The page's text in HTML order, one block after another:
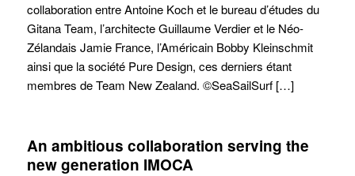
collaboration entre Antoine Koch et le bureau d’études du
Gitana Team, l’architecte Guillaume Verdier et le Néo-
Zélandais Jamie France, l’Américain Bobby Kleinschmit
ainsi que la société Pure Design, ces derniers étant
membres de Team New Zealand. ©SeaSailSurf […]
An ambitious collaboration serving the
new generation IMOCA